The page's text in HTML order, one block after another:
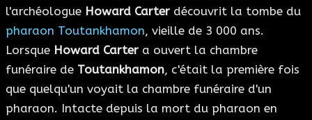
BLOG
A PROPOS
l'archéologue Howard Carter découvrit la tombe du
pharaon Toutankhamon, vieille de 3 000 ans.
Lorsque Howard Carter a ouvert la chambre
funéraire de Toutankhamon, c'était la première fois
que quelqu'un voyait la chambre funéraire d'un
pharaon. Intacte depuis la mort du pharaon en